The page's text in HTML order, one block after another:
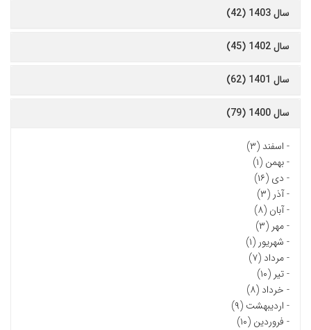
سال 1403 (42)
سال 1402 (45)
سال 1401 (62)
سال 1400 (79)
- اسفند (۳)
-بهمن (۱)
- دی (۱۶)
-آذر (۳)
-آبان (۸)
-مهر (۳)
- شهریور (۱)
-مرداد (۷)
-تیر (۱۰)
- خرداد (۸)
- اردیبهشت (۹)
- فروردین (۱۰)